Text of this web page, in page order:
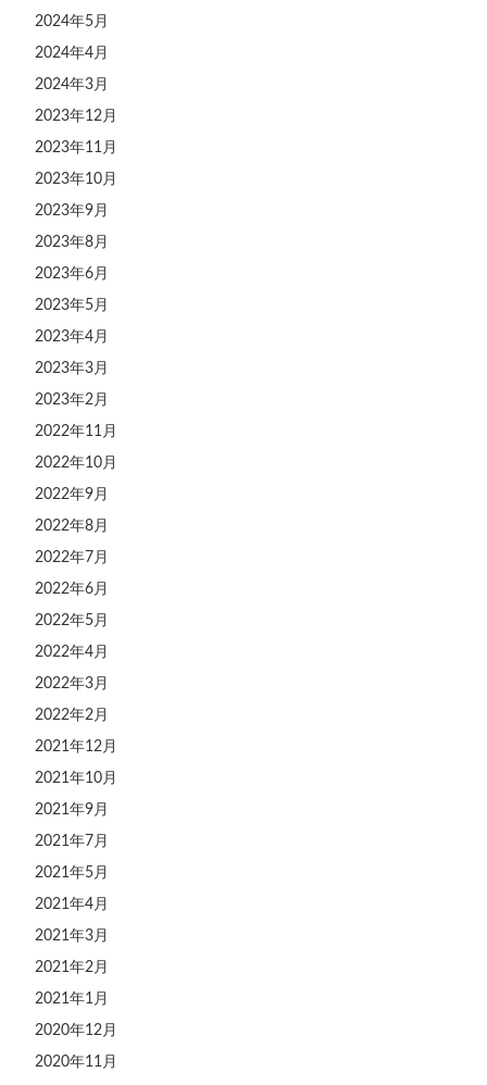
2024年5月
2024年4月
2024年3月
2023年12月
2023年11月
2023年10月
2023年9月
2023年8月
2023年6月
2023年5月
2023年4月
2023年3月
2023年2月
2022年11月
2022年10月
2022年9月
2022年8月
2022年7月
2022年6月
2022年5月
2022年4月
2022年3月
2022年2月
2021年12月
2021年10月
2021年9月
2021年7月
2021年5月
2021年4月
2021年3月
2021年2月
2021年1月
2020年12月
2020年11月